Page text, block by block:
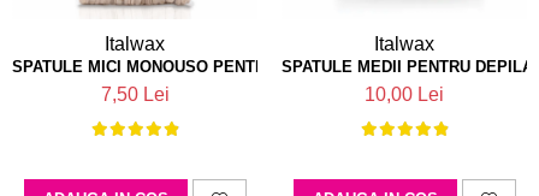
Italwax
SPATULE MICI MONOUSO PENTRU DEPILARE SET 100 BUC ITALWAX
7,50 Lei
Italwax
SPATULE MEDII PENTRU
10,00 Lei